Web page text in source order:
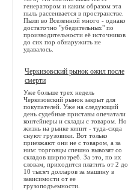
генератором и каким образом эта
пыль рассеивается в пространстве.
Пыли во Вселенной много - однако
достаточно "убедительных" по
производительности её источников
до сих пор обнаружить не
удавалось.
Черкизовский рынок ожил после
смерти
Уже больше трех недель
Черкизовский рынок закрыт для
покупателей. Уже на следующий
день судебные приставы опечатали
контейнеры и склады с товаром. Но
жизнь на рынке кипит - туда-сюда
снуют грузовики. Вот только
приезжают они не с товаром, а за
ним: торговцы спешно вывозят со
складов ширпотреб. За это, по их
словам, приходится платить от 2 до
10 тысяч долларов за машину в
зависимости от ее
грузоподъемности.